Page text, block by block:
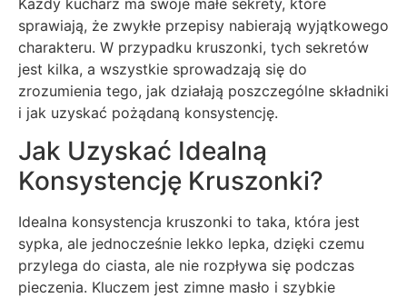
sprawiają, że zwykłe przepisy nabierają wyjątkowego
charakteru. W przypadku kruszonki, tych sekretów
jest kilka, a wszystkie sprowadzają się do
zrozumienia tego, jak działają poszczególne składniki
i jak uzyskać pożądaną konsystencję.
Jak Uzyskać Idealną
Konsystencję Kruszonki?
Idealna konsystencja kruszonki to taka, która jest
sypka, ale jednocześnie lekko lepka, dzięki czemu
przylega do ciasta, ale nie rozpływa się podczas
pieczenia. Kluczem jest zimne masło i szybkie